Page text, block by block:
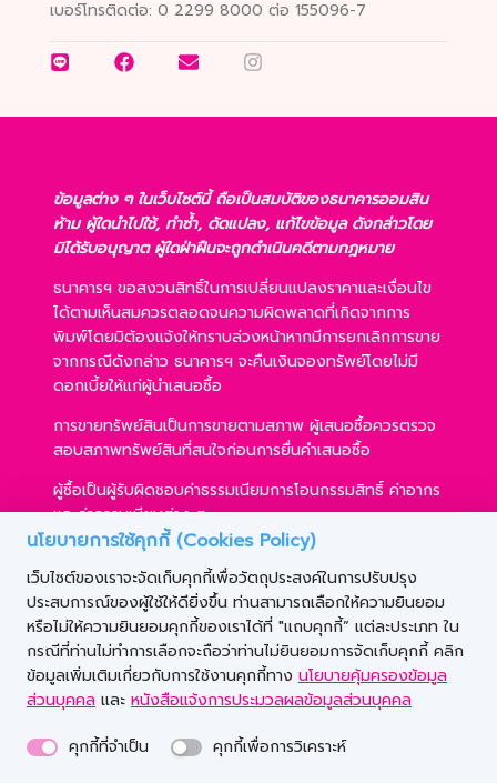
นโยบายการใช้คุกกี้ (Cookies Policy)
เว็บไซต์ของเราจะจัดเก็บคุกกี้เพื่อวัตถุประสงค์ในการปรับปรุง
ประสบการณ์ของผู้ใช้ให้ดียิ่งขึ้น ท่านสามารถเลือกให้ความยินยอม
หรือไม่ให้ความยินยอมคุกกี้ของเราได้ที่ "แถบคุกกี้” แต่ละประเภท ใน
กรณีที่ท่านไม่ทำการเลือกจะถือว่าท่านไม่ยินยอมการจัดเก็บคุกกี้ คลิก
ข้อมูลเพิ่มเติมเกี่ยวกับการใช้งานคุกกี้ทาง นโยบายคุ้มครองข้อมูล
ส่วนบุคคล และ หนังสือแจ้งการประมวลผลข้อมูลส่วนบุคคล
คุกกี้ที่จำเป็น
คุกกี้เพื่อการวิเคราะห์
เบอร์โทรติดต่อ: 0 2299 8000 ต่อ 155096-7
ข้อมูลต่าง ๆ ในเว็บไซต์นี้ ถือเป็นสมบัติของธนาคารออมสิน
ห้าม ผู้ใดนำไปใช้, ทำซ้ำ, ดัดแปลง, แก้ไขข้อมูล ดังกล่าวโดย
มิได้รับอนุญาต ผู้ใดฝ่าฝืนจะถูกดำเนินคดีตามกฎหมาย
ธนาคารฯ ขอสงวนสิทธิ์ในการเปลี่ยนแปลงราคาและเงื่อนไข
ได้ตามเห็นสมควรตลอดจนความผิดพลาดที่เกิดจากการ
พิมพ์โดยมิต้องแจ้งให้ทราบล่วงหน้าหากมีการยกเลิกการขาย
จากกรณีดังกล่าว ธนาคารฯ จะคืนเงินจองทรัพย์โดยไม่มี
ดอกเบี้ยให้แก่ผู้นำเสนอซื้อ
การขายทรัพย์สินเป็นการขายตามสภาพ ผู้เสนอซื้อควรตรวจ
สอบสภาพทรัพย์สินที่สนใจก่อนการยื่นคำเสนอซื้อ
ผู้ซื้อเป็นผู้รับผิดชอบค่าธรรมเนียมการโอนกรรมสิทธิ์ ค่าอากร
และค่าธรรมเนียมต่าง ๆ
ผู้ซื้อสามารถขอสินเชื่อได้ตามหลักเกณฑ์ของธนาคารฯ และ
การเสนอซื้อไม่เป็นเงื่อนไขในการพิจารณาอนุมัติสินเชื่อ
ธนาคารฯ ขอสงวนสิทธิ์ที่จะขายทรัพย์สินให้กับผู้เสนอซื้อราย
ใดก็ได้ ภายใต้เงื่อนไขตามที่ธนาคารฯ เห็นชอบ